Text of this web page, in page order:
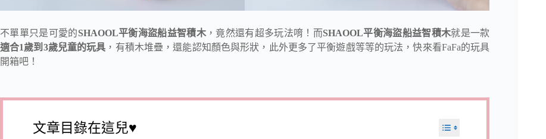
不單單只是可愛的SHAOOL平衡海盜船益智積木，竟然還有超多玩法唷！而SHAOOL平衡海盜船益智積木就是一款
適合1歲到3歲兒童的玩具 ，有積木堆疊，還能認知顏色與形狀，此外更多了平衡遊戲等等的玩法，快來看FaFa的玩具
開箱吧！
文章目錄在這兒♥